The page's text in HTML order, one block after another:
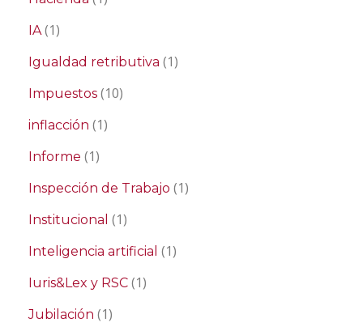
IA(1)
Igualdad retributiva (1)
Impuestos (10)
inflacción (1)
Informe (1)
Inspección de Trabajo (1)
Institucional (1)
Inteligencia artificial (1)
Iuris&Lex y RSC (1)
Jubilación (1)